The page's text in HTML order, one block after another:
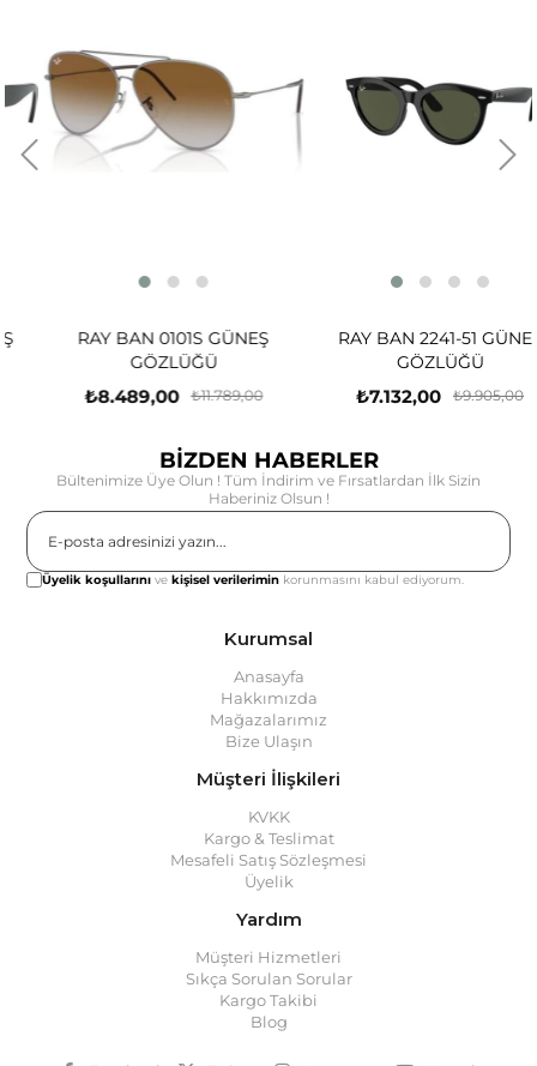
RAY BAN 0101S GÜNEŞ
GÖZLÜĞÜ
₺8.489,00 ₺11.789,00
RAY BAN 2241-51 GÜNEŞ
GÖZLÜĞÜ
₺7.132,00 ₺9.905,00
BİZDEN HABERLER
Bültenimize Üye Olun ! Tüm İndirim ve Fırsatlardan İlk Sizin
Haberiniz Olsun !
Üyelik koşullarını vekişisel verilerimin korunmasını kabul ediyorum.
Kurumsal
Anasayfa
Hakkımızda
Mağazalarımız
Bize Ulaşın
Müşteri İlişkileri
KVKK
Kargo & Teslimat
Mesafeli Satış Sözleşmesi
Üyelik
Yardım
Müşteri Hizmetleri
Sıkça Sorulan Sorular
Kargo Takibi
Blog